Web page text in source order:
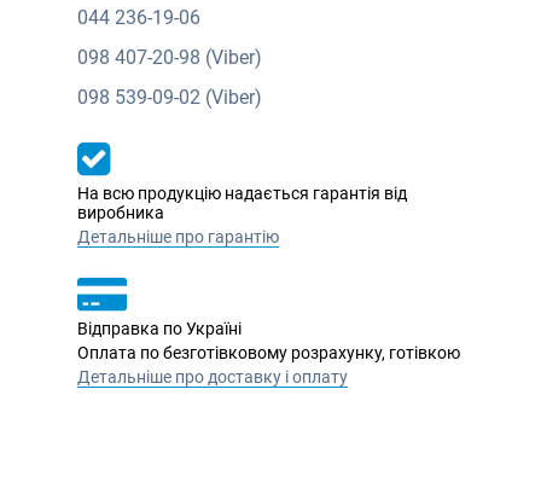
044 236-19-06
098 407-20-98 (Viber)
098 539-09-02 (Viber)
На всю продукцію надається гарантія від
виробника
Детальніше про гарантію
Відправка по Україні
Оплата по безготівковому розрахунку, готівкою
Детальніше про доставку і оплату